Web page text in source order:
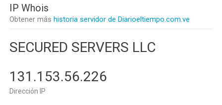
IP Whois
Obtener más historia servidor de Diarioeltiempo.com.ve
SECURED SERVERS LLC
131.153.56.226
Dirección IP